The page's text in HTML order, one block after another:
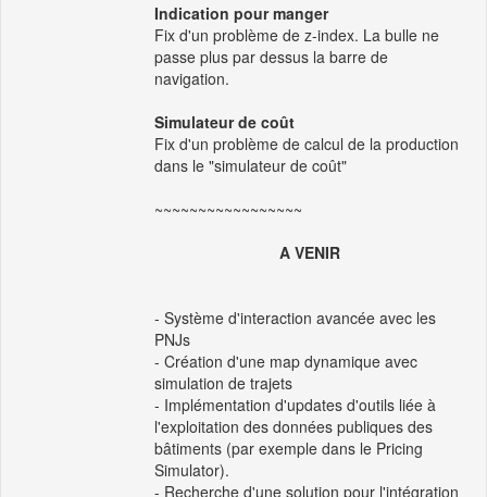
Indication pour manger
Fix d'un problème de z-index. La bulle ne
passe plus par dessus la barre de
navigation.
Simulateur de coût
Fix d'un problème de calcul de la production
dans le "simulateur de coût"
~~~~~~~~~~~~~~~~~
A VENIR
- Système d'interaction avancée avec les
PNJs
- Création d'une map dynamique avec
simulation de trajets
- Implémentation d'updates d'outils liée à
l'exploitation des données publiques des
bâtiments (par exemple dans le Pricing
Simulator).
- Recherche d'une solution pour l'intégration